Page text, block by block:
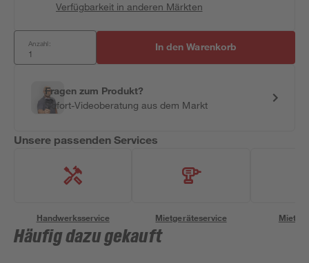
Verfügbarkeit in anderen Märkten
Anzahl: In den Warenkorb
Fragen zum Produkt?
Sofort-Videoberatung aus dem Markt
Unsere passenden Services
Handwerksservice Mietgeräteservice
Häufig dazu gekauft